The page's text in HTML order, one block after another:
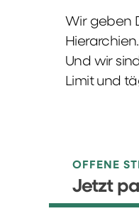
Wir geben
Und wir
Limit und
OFFENE
Jetzt